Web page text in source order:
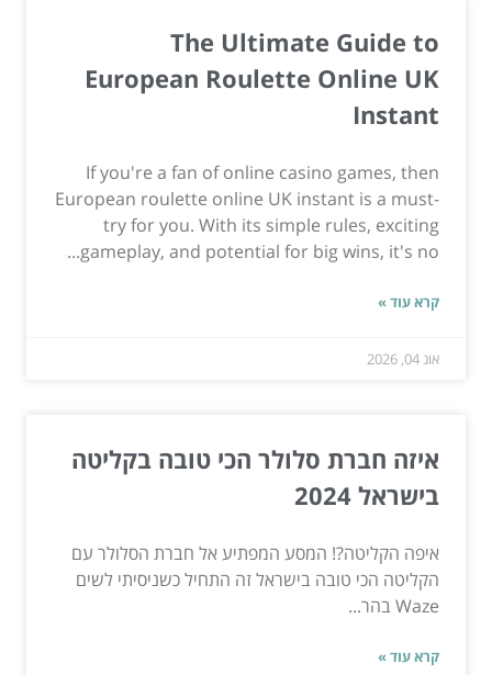
The Ultimate Guide to
European Roulette Online UK
Instant
If you're a fan of online casino games, then
European roulette online UK instant is a must-
try for you. With its simple rules, exciting
gameplay, and potential for big wins, it's no...
קרא עוד »
אוג 04, 2026
איזה חברת סלולר הכי טובה בקליטה
בישראל 2024
איפה הקליטה?! המסע המפתיע אל חברת הסלולר עם
הקליטה הכי טובה בישראל זה התחיל כשניסיתי לשים
Waze בהר...
קרא עוד »